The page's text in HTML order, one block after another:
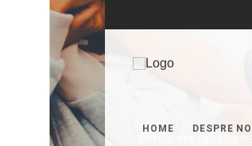
HOME DESPRE NOI